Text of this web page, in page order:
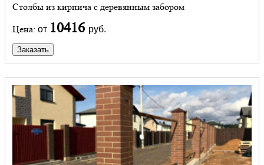
Столбы из кирпича с деревянным забором
Цена: от 10416 руб.
Заказать